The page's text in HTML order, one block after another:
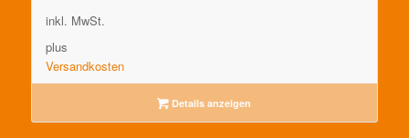
inkl. MwSt.
plus
Versandkosten
Details anzeigen